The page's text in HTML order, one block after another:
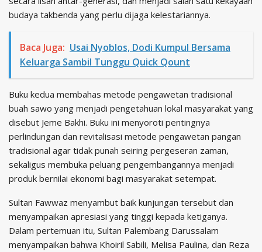
budaya takbenda yang perlu dijaga kelestariannya.
Baca Juga: Usai Nyoblos, Dodi Kumpul Bersama
Keluarga Sambil Tunggu Quick Qount
Buku kedua membahas metode pengawetan tradisional
buah sawo yang menjadi pengetahuan lokal masyarakat yang
disebut Jeme Bakhi. Buku ini menyoroti pentingnya
perlindungan dan revitalisasi metode pengawetan pangan
tradisional agar tidak punah seiring pergeseran zaman,
sekaligus membuka peluang pengembangannya menjadi
produk bernilai ekonomi bagi masyarakat setempat.
Sultan Fawwaz menyambut baik kunjungan tersebut dan
menyampaikan apresiasi yang tinggi kepada ketiganya.
Dalam pertemuan itu, Sultan Palembang Darussalam
menyampaikan bahwa Khoiril Sabili, Melisa Paulina, dan Reza